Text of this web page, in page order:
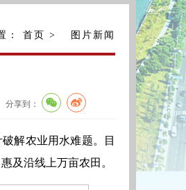
： 首页 > 图片新闻
分享到：
解农业用水难题。目
及沿线上万亩农田。